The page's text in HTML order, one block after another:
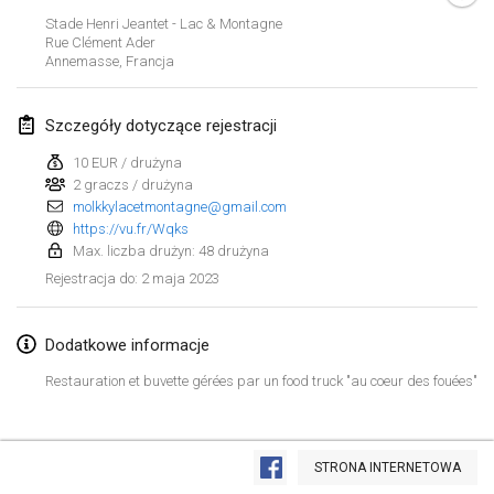
Lista widoku
Stade Henri Jeantet - Lac & Montagne
Rue Clément Ader
Annemasse, Francja
Szczegóły dotyczące rejestracji
10 EUR / drużyna
2 graczs / drużyna
molkkylacetmontagne@gmail.com
https://vu.fr/Wqks
Max. liczba drużyn: 48 drużyna
Rejestracja do: 2 maja 2023
Dodatkowe informacje
Restauration et buvette gérées par un food truck "au coeur des fouées"
STRONA INTERNETOWA
luty 2023
4 lut 2023| Francja
SingeliDuppeli
4 lut 2023|Finlandia
SM HalliMölkky - Finnish Championship
Indoor de la CASAS
18 lut 2023|Francja